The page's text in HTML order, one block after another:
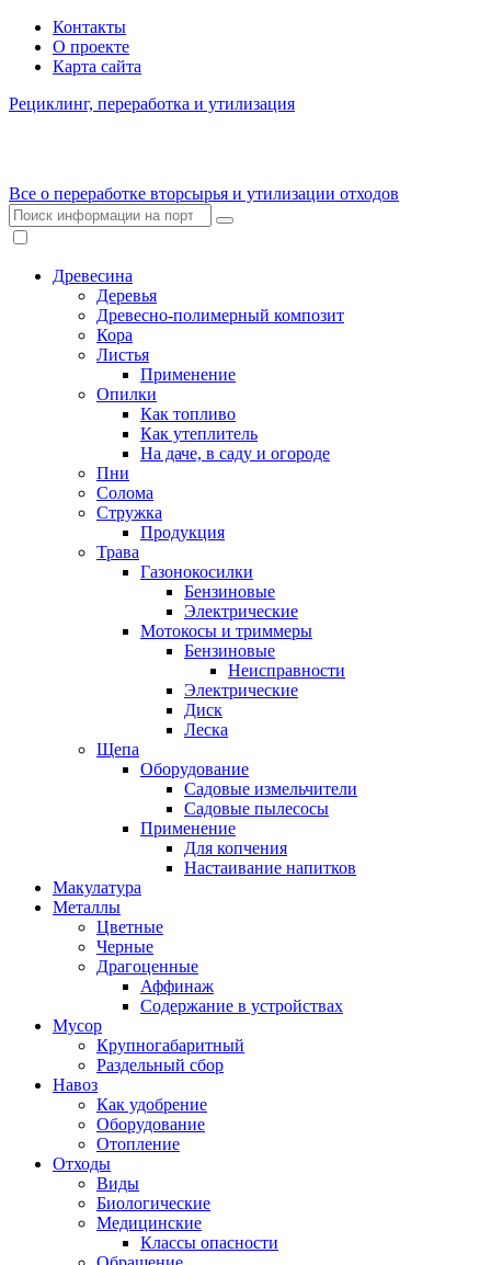
Контакты
О проекте
Карта сайта
Рециклинг, переработка и утилизация
Все о переработке вторсырья и утилизации отходов
Древесина
Деревья
Древесно-полимерный композит
Кора
Листья
Применение
Опилки
Как топливо
Как утеплитель
На даче, в саду и огороде
Пни
Солома
Стружка
Продукция
Трава
Газонокосилки
Бензиновые
Электрические
Мотокосы и триммеры
Бензиновые
Неисправности
Электрические
Диск
Леска
Щепа
Оборудование
Садовые измельчители
Садовые пылесосы
Применение
Для копчения
Настаивание напитков
Макулатура
Металлы
Цветные
Черные
Драгоценные
Аффинаж
Содержание в устройствах
Мусор
Крупногабаритный
Раздельный сбор
Навоз
Как удобрение
Оборудование
Отопление
Отходы
Виды
Биологические
Медицинские
Классы опасности